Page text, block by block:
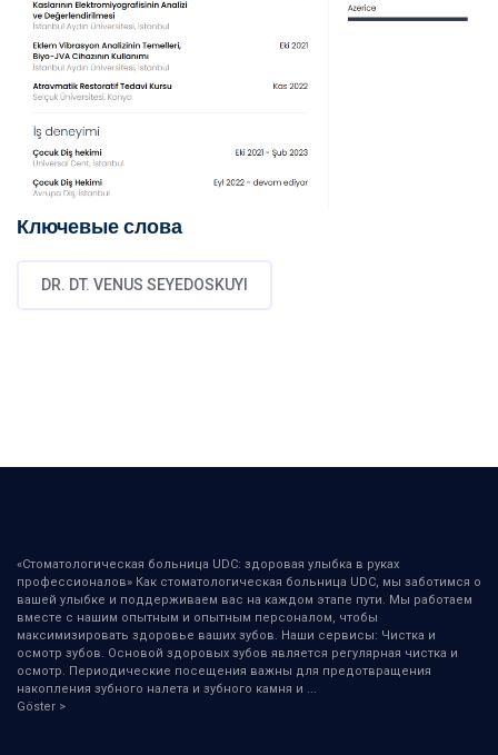
Ключевые слова
DR. DT. VENUS SEYEDOSKUYI
«Стоматологическая больница UDC: здоровая улыбка в руках
профессионалов» Как стоматологическая больница UDC, мы заботимся о
вашей улыбке и поддерживаем вас на каждом этапе пути. Мы работаем
вместе с нашим опытным и опытным персоналом, чтобы
максимизировать здоровье ваших зубов. Наши сервисы: Чистка и
осмотр зубов. Основой здоровых зубов является регулярная чистка и
осмотр. Периодические посещения важны для предотвращения
накопления зубного налета и зубного камня и ...
Göster >